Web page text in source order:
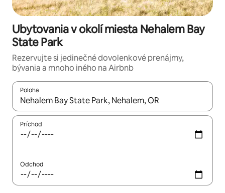
Ubytovania v okolí miesta Nehalem Bay
State Park
Rezervujte si jedinečné dovolenkové prenájmy,
bývania a mnoho iného na Airbnb
Poloha
Keď budú výsledky k dispozícii, môžete si ich prechádzať
Príchod
Odchod